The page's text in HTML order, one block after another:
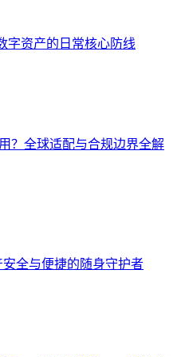
字资产的日常核心防线
？全球适配与合规边界全解
安全与便捷的随身守护者